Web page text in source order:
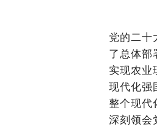
党的二十
了总体部
实现农业
现代化强
整个现代
深刻领会